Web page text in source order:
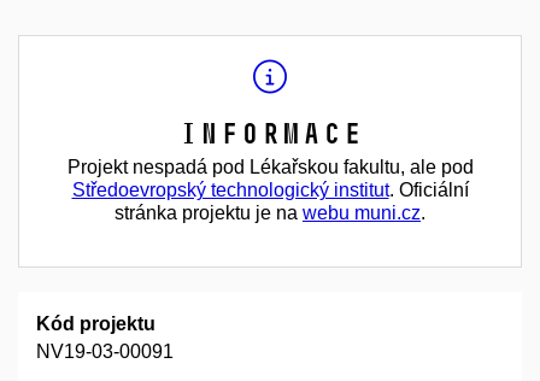
Informace
Projekt nespadá pod Lékařskou fakultu, ale pod
Středoevropský technologický institut. Oficiální
stránka projektu je na webu muni.cz.
Kód projektu
NV19-03-00091